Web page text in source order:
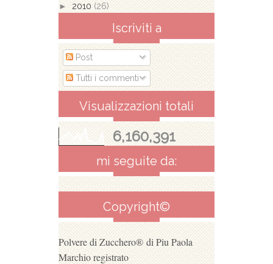
► 2010 (26)
Iscriviti a
Post
Tutti i commenti
Visualizzazioni totali
6,160,391
mi seguite da:
Copyright©
Polvere di Zucchero® di Piu Paola
Marchio registrato